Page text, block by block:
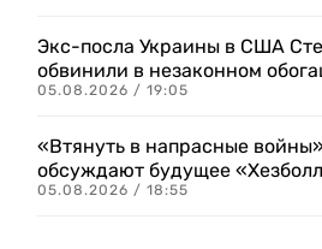
Экс-посла Украины в США
обвинили в незаконном
05.08.2026 / 19:05
«Втянуть в напрасные
обсуждают будущее
05.08.2026 / 18:55